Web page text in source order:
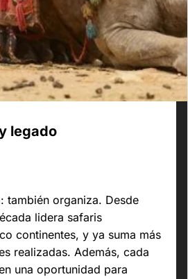
legado
también organiza. Desde
lidera safaris
continentes, y ya suma más
realizadas. Además, cada
una oportunidad para